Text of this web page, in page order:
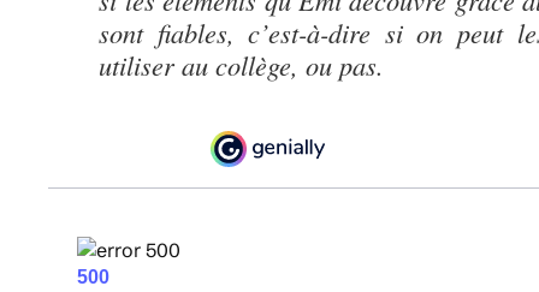
sont fiables, c’est-à-dire si on peut
utiliser au collège, ou pas.